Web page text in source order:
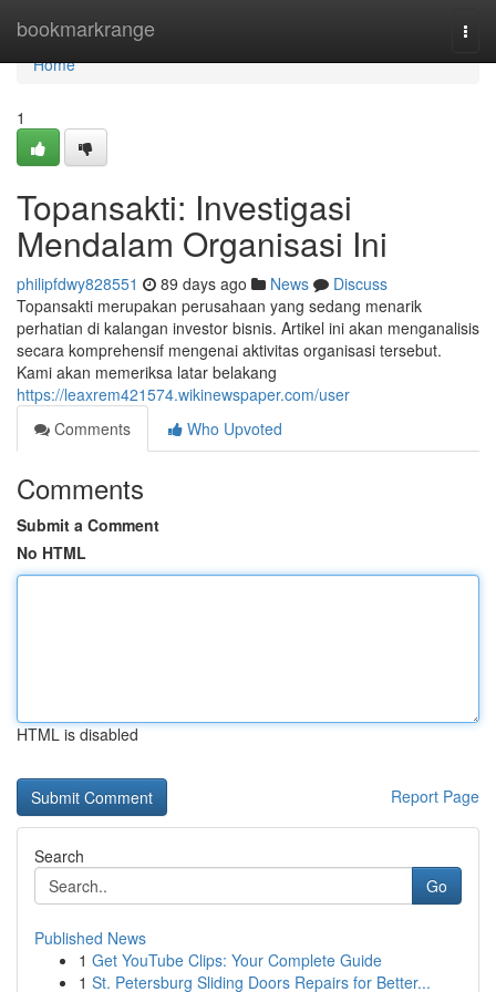
bookmarkrange
Home
Home
1
Topansakti: Investigasi
Mendalam Organisasi Ini
philipfdwy828551 89 days ago News
Discuss
Topansakti merupakan perusahaan yang sedang menarik
perhatian di kalangan investor bisnis. Artikel ini akan menganalisis
secara komprehensif mengenai aktivitas organisasi tersebut.
Kami akan memeriksa latar belakang
https://leaxrem421574.wikinewspaper.com/user
Comments
Who Upvoted
Comments
Submit a Comment
No HTML
HTML is disabled
Report Page
Search
Go
Published News
1 Get YouTube Clips: Your Complete Guide
1 St. Petersburg Sliding Doors Repairs for Better...